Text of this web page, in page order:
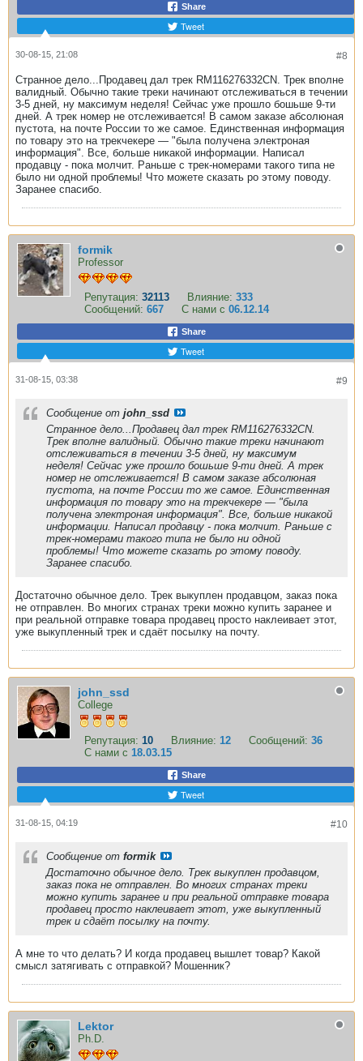
Share
Tweet
#8
30-08-15, 21:08
Странное дело...Продавец дал трек RM116276332CN. Трек вполне
валидный. Обычно такие треки начинают отслеживаться в течении
3-5 дней, ну максимум неделя! Сейчас уже прошло бошьше 9-ти
дней. А трек номер не отслеживается! В самом заказе абсолюная
пустота, на почте России то же самое. Единственная информация
по товару это на трекчекере — "была получена электроная
информация". Все, больше никакой информации. Написал
продавцу - пока молчит. Раньше с трек-номерами такого типа не
было ни одной проблемы! Что можете сказать ро этому поводу.
Заранее спасибо.
formik
Professor
Репутация: 32113 Влияние: 333
Сообщений: 667 С нами с 06.12.14
Share
Tweet
#9
31-08-15, 03:38
Сообщение от john_ssd
Странное дело...Продавец дал трек RM116276332CN.
Трек вполне валидный. Обычно такие треки начинают
отслеживаться в течении 3-5 дней, ну максимум
неделя! Сейчас уже прошло бошьше 9-ти дней. А трек
номер не отслеживается! В самом заказе абсолюная
пустота, на почте России то же самое. Единственная
информация по товару это на трекчекере — "была
получена электроная информация". Все, больше никакой
информации. Написал продавцу - пока молчит. Раньше с
трек-номерами такого типа не было ни одной
проблемы! Что можете сказать ро этому поводу.
Заранее спасибо.
Достаточно обычное дело. Трек выкуплен продавцом, заказ пока
не отправлен. Во многих странах треки можно купить заранее и
при реальной отправке товара продавец просто наклеивает этот,
уже выкупленный трек и сдаёт посылку на почту.
john_ssd
College
Репутация: 10 Влияние: 12 Сообщений: 36
С нами с 18.03.15
Share
Tweet
#10
31-08-15, 04:19
Сообщение от formik
Достаточно обычное дело. Трек выкуплен продавцом,
заказ пока не отправлен. Во многих странах треки
можно купить заранее и при реальной отправке товара
продавец просто наклеивает этот, уже выкупленный
трек и сдаёт посылку на почту.
А мне то что делать? И когда продавец вышлет товар? Какой
смысл затягивать с отправкой? Мошенник?
Lektor
Ph.D.